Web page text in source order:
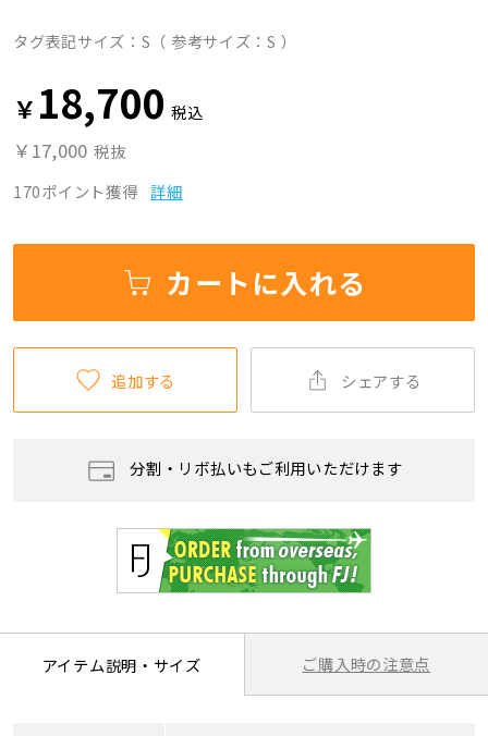
タグ表記サイズ：S（ 参考サイズ：S ）
￥ 18,700 税込
￥17,000 税抜
170ポイント獲得 詳細
カートに入れる
追加する シェアする
分割・リボ払いもご利用いただけます
アイテム説明・サイズ ご購入時の注意点